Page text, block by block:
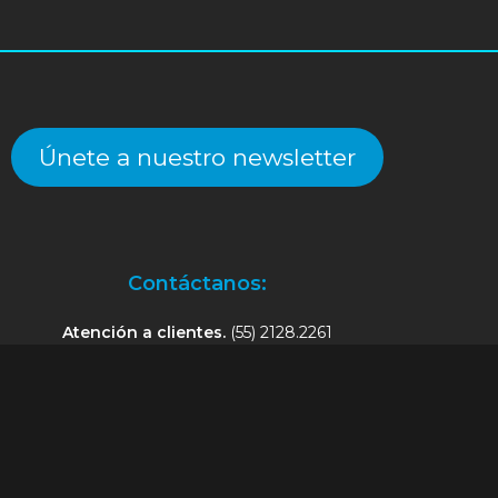
Únete a nuestro newsletter
Contáctanos:
Atención a clientes. (55) 2128.2261